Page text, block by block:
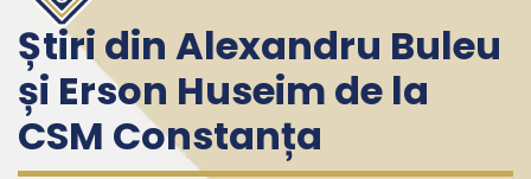
Știri din Alexandru Buleu
și Erson Huseim de la
CSM Constanța